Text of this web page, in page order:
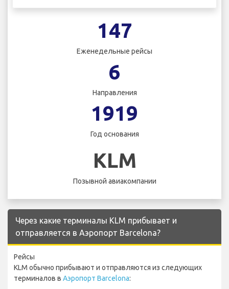
147
Еженедельные рейсы
6
Направления
1919
Год основания
KLM
Позывной авиакомпании
Через какие терминалы KLM прибывает и
отправляется в Аэропорт Barcelona?
Рейсы
KLM обычно прибывают и отправляются из следующих
терминалов в Аэропорт Barcelona: